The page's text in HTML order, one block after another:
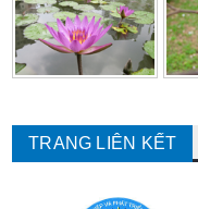
TRANG LIÊN KẾT